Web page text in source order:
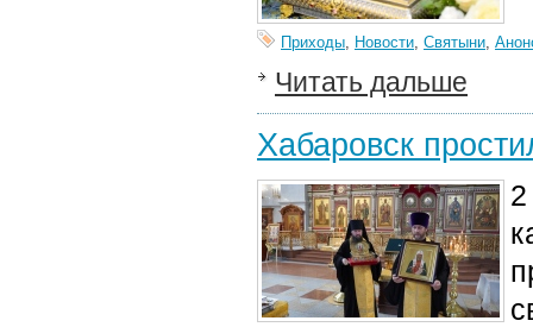
Приходы, Новости, Святыни,
Читать дальше
Хабаровск